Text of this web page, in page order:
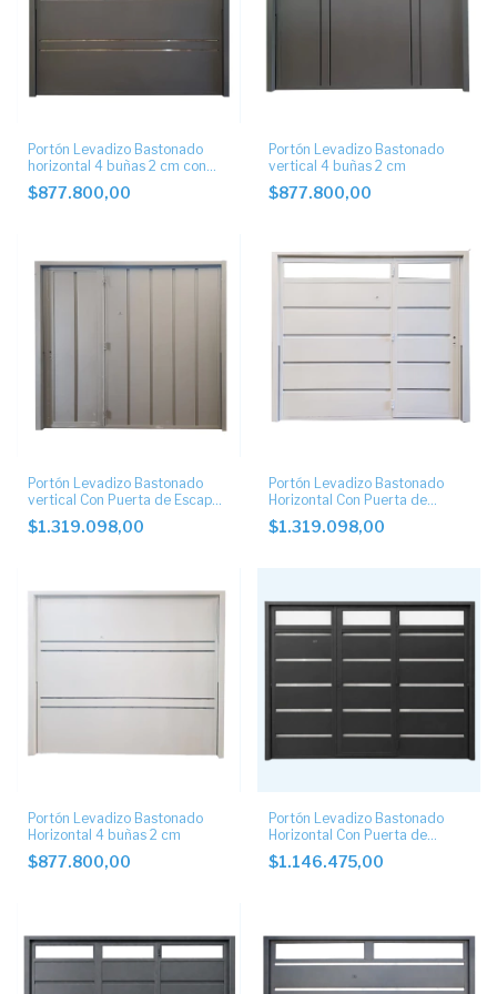
Portón Levadizo Bastonado
horizontal 4 buñas 2 cm con
postigo.
$877.800,00
Portón Levadizo Bastonado
vertical 4 buñas 2 cm
$877.800,00
Portón Levadizo Bastonado
vertical Con Puerta de Escape
Lateral.
$1.319.098,00
Portón Levadizo Bastonado
Horizontal Con Puerta de
Escape Lateral y postigo
$1.319.098,00
Portón Levadizo Bastonado
Horizontal 4 buñas 2 cm
$877.800,00
Portón Levadizo Bastonado
Horizontal Con Puerta de
Escape central, Postigos
Superiores y Apliques de Acero
$1.146.475,00